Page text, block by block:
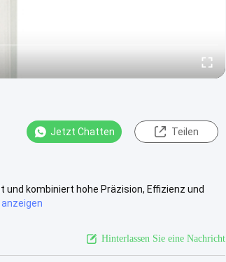
Jetzt Chatten Teilen
kombiniert hohe Präzision, Effizienz und
Hinterlassen Sie eine Nachricht